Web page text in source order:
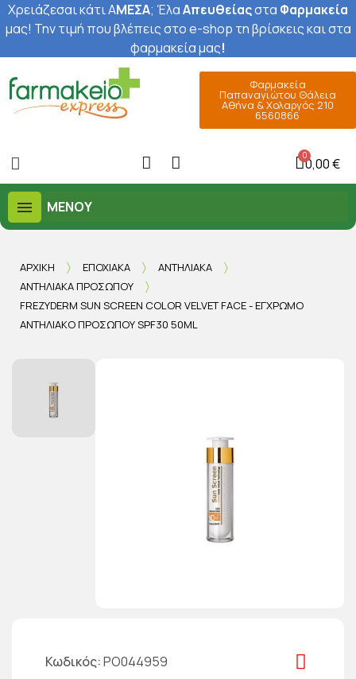
Χρειάζεσαι κάτι ΑΜΕΣΑ; ΈλαΑπευθείαςστα Φαρμακεία
μας! Την τιμή που βλέπεις στο e-shop τη βρίσκεις και στα
φαρμακεία μας!
Φαρμακεία
Παπαναγιώτου Θάλεια
Αθήνα & Χολαργός 210
6560866
0,00 €
ΜΕΝΟΎ
ΑΡΧΙΚΉ ΕΠΟΧΙΑΚΆ
ΑΝΤΗΛΙΑΚΆ
ΑΝΤΗΛΙΑΚΆ ΠΡΟΣΏΠΟΥ
FREZYDERM SUN SCREEN COLOR VELVET FACE - ΈΓΧΡΩΜΟ
ΑΝΤΗΛΙΑΚΌ ΠΡΟΣΏΠΟΥ SPF30 50ML
Κωδικός PO044959